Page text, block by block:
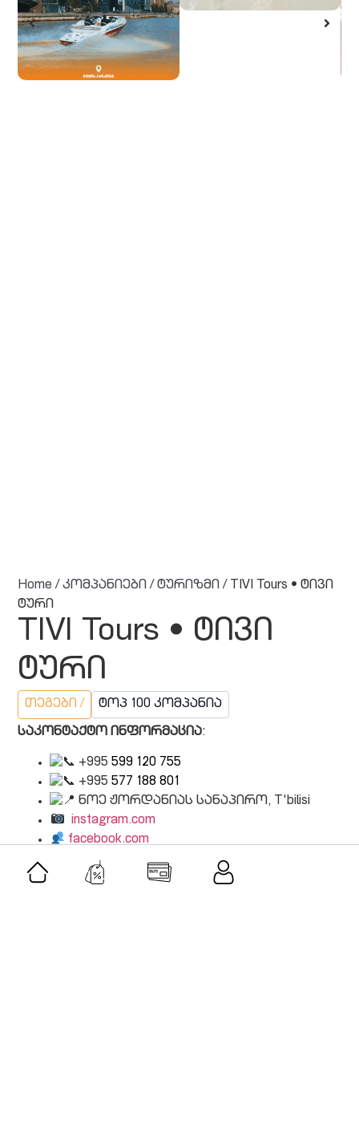
Home /კომპანიები /ტურიზმი / TIVI Tours • ტივი
ტური
TIVI Tours • ტივი
ტური
თეგები / ტოპ 100 კომპანია
საკონტაქტო ინფორმაცია:
+995599 120 755
+995577 188 801
ნოე ჟორდანიას სანაპირო, T'bilisi
instagram.com
facebook.com
tivi.ge